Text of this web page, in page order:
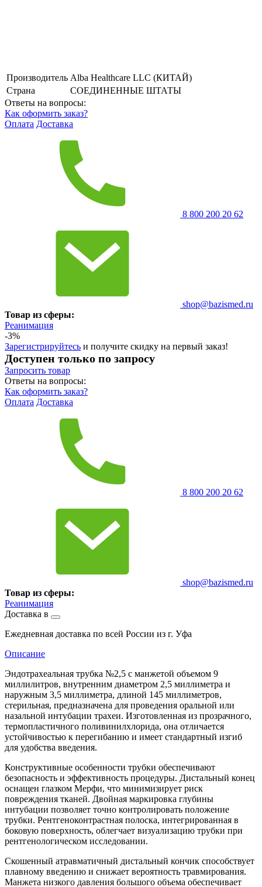
Производитель Alba Healthcare LLC (КИТАЙ)
Страна
СОЕДИНЕННЫЕ ШТАТЫ
Ответы на вопросы:
Как оформить заказ?
Оплата Доставка
8 800 200 20 62
shop@bazismed.ru
Товар из сферы:
Реанимация
-3%
Зарегистрируйтесь и получите скидку на первый заказ!
Доступен только по запросу
Запросить товар
Ответы на вопросы:
Как оформить заказ?
Оплата Доставка
8 800 200 20 62
shop@bazismed.ru
Товар из сферы:
Реанимация
Доставка в
Ежедневная доставка по всей России из г. Уфа
Описание
Эндотрахеальная трубка №2,5 с манжетой объемом 9
миллилитров, внутренним диаметром 2,5 миллиметра и
наружным 3,5 миллиметра, длиной 145 миллиметров,
стерильная, предназначена для проведения оральной или
назальной интубации трахеи. Изготовленная из прозрачного,
термопластичного поливинилхлорида, она отличается
устойчивостью к перегибанию и имеет стандартный изгиб
для удобства введения.
Конструктивные особенности трубки обеспечивают
безопасность и эффективность процедуры. Дистальный конец
оснащен глазком Мерфи, что минимизирует риск
повреждения тканей. Двойная маркировка глубины
интубации позволяет точно контролировать положение
трубки. Рентгеноконтрастная полоска, интегрированная в
боковую поверхность, облегчает визуализацию трубки при
рентгенологическом исследовании.
Скошенный атравматичный дистальный кончик способствует
плавному введению и снижает вероятность травмирования.
Манжета низкого давления большого объема обеспечивает